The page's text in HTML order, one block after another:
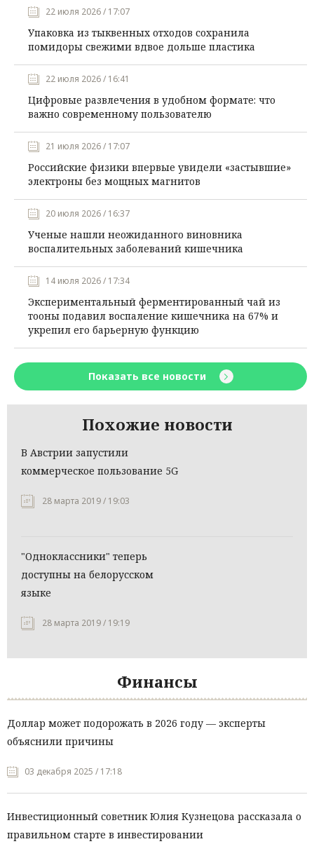
22 июля 2026 / 17:07
Упаковка из тыквенных отходов сохранила
помидоры свежими вдвое дольше пластика
22 июля 2026 / 16:41
Цифровые развлечения в удобном формате: что
важно современному пользователю
21 июля 2026 / 17:07
Российские физики впервые увидели «застывшие»
электроны без мощных магнитов
20 июля 2026 / 16:37
Ученые нашли неожиданного виновника
воспалительных заболеваний кишечника
14 июля 2026 / 17:34
Экспериментальный ферментированный чай из
тооны подавил воспаление кишечника на 67% и
укрепил его барьерную функцию
Показать все новости
Похожие новости
В Австрии запустили
коммерческое пользование 5G
28 марта 2019 / 19:03
"Одноклассники" теперь
доступны на белорусском
языке
28 марта 2019 / 19:19
Финансы
Доллар может подорожать в 2026 году — эксперты
объяснили причины
03 декабря 2025 / 17:18
Инвестиционный советник Юлия Кузнецова рассказала о
правильном старте в инвестировании